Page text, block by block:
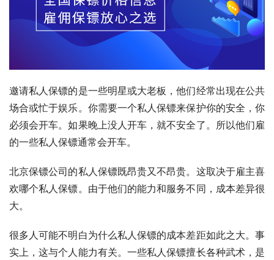
邀请私人保镖的是一些明星或大老板，他们经常出现在公共
场合或忙于娱乐。你需要一个私人保镖来保护你的安全，你
必须会开车。如果晚上没人开车，就不安全了。所以他们雇
的一些私人保镖通常会开车。
北京保镖公司的私人保镖既昂贵又不昂贵。这取决于雇主喜
欢哪个私人保镖。由于他们的能力和服务不同，成本差异很
大。
很多人可能不明白为什么私人保镖的成本差距如此之大。事
实上，这与个人能力有关。一些私人保镖擅长各种武术，是